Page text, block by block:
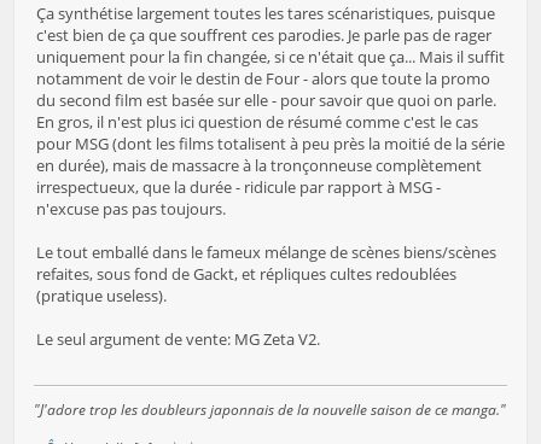
Ça synthétise largement toutes les tares scénaristiques, puisque
c'est bien de ça que souffrent ces parodies. Je parle pas de rager
uniquement pour la fin changée, si ce n'était que ça... Mais il suffit
notamment de voir le destin de Four - alors que toute la promo
du second film est basée sur elle - pour savoir que quoi on parle.
En gros, il n'est plus ici question de résumé comme c'est le cas
pour MSG (dont les films totalisent à peu près la moitié de la série
en durée), mais de massacre à la tronçonneuse complètement
irrespectueux, que la durée - ridicule par rapport à MSG -
n'excuse pas pas toujours.
Le tout emballé dans le fameux mélange de scènes biens/scènes
refaites, sous fond de Gackt, et répliques cultes redoublées
(pratique useless).
Le seul argument de vente: MG Zeta V2.
"J'adore trop les doubleurs japonnais de la nouvelle saison de ce manga."